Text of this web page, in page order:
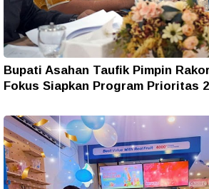
Bupati Asahan Taufik Pimpin
Fokus Siapkan Program Prioritas